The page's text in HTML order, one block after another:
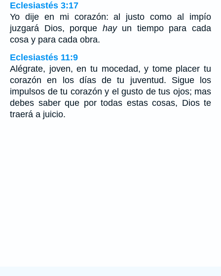
Eclesiastés 3:17
Yo dije en mi corazón: al justo como al impío
juzgará Dios, porque hayun tiempo para cada
cosa y para cada obra.
Eclesiastés 11:9
Alégrate, joven, en tu mocedad, y tome placer tu
corazón en los días de tu juventud. Sigue los
impulsos de tu corazón y el gusto de tus ojos; mas
debes saber que por todas estas cosas, Dios te
traerá a juicio.